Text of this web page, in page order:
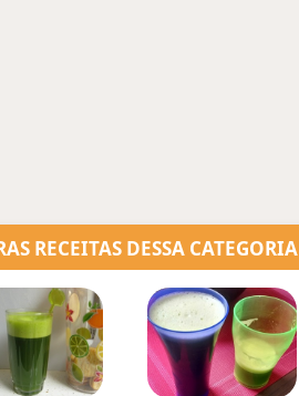
RECEITAS DESSA CATEGORIA